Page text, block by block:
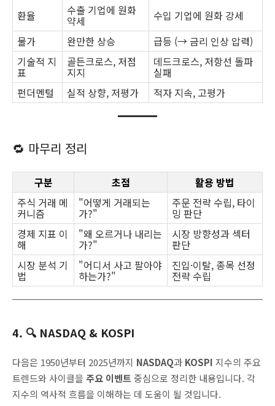
환율 수출 기업에 원화
약세
수입 기업에 원화 강세
물가
완만한 상승
급등 (→ 금리 인상 압력)
기술적 지
표
골든크로스, 저점
지지
데드크로스, 저항선 돌파
실패
펀더멘털
실적 상향, 저평가 적자 지속, 고평가
🔁 마무리 정리
구분 초점
활용 방법
주식 거래 메
커니즘
"어떻게 거래되는
가?"
주문 전략 수립, 타이
밍 판단
경제 지표 이
해
"왜 오르거나 내리는
가?"
시장 방향성과 섹터
판단
시장 분석 기
법
"어디서 사고 팔아야
하는가?"
진입·이탈, 종목 선정
전략 수립
4. 🔍 NASDAQ & KOSPI
다음은 1950년부터 2025년까지 NASDAQ과 KOSPI 지수의 주요
트렌드와 사이클을 주요 이벤트 중심으로 정리한 내용입니다. 각
지수의 역사적 흐름을 이해하는 데 도움이 될 것입니다.